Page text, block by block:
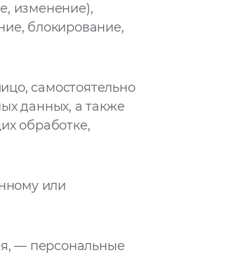
изменение),
блокирование,
самостоятельно
данных, а также
обработке,
или
— персональные